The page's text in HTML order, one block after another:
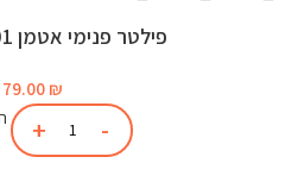
פילטר פנימי אטמן 301 לאקווריום
79.00 ₪